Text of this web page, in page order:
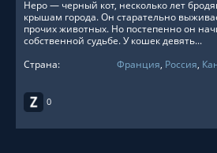
0
Неро — черный кот, несколько лет
крышам города. Он старательно
прочих животных. Но постепенно он
собственной судьбе. У кошек девять...
Страна:
Франция, Россия,